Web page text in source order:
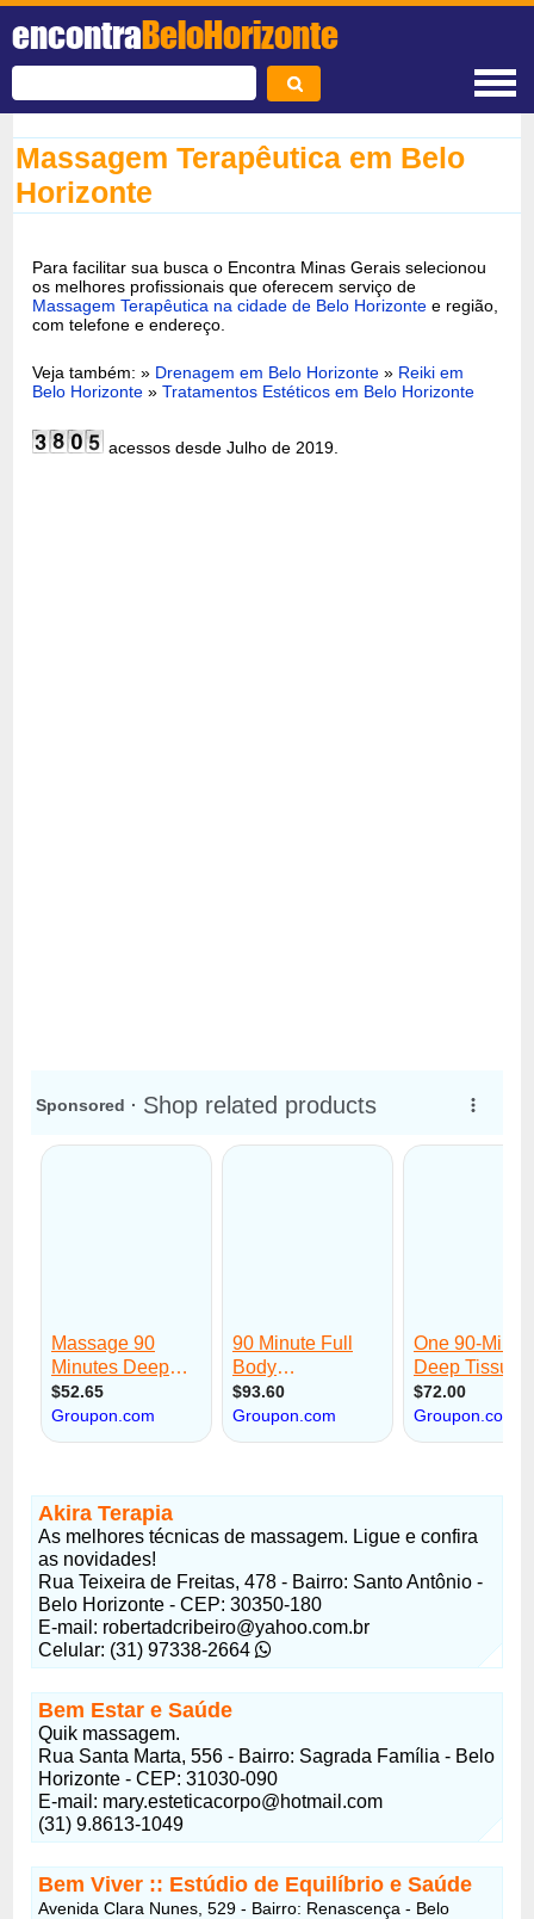
encontraBeloHorizonte
Massagem Terapêutica em Belo
Horizonte
Para facilitar sua busca o Encontra Minas Gerais selecionou
os melhores profissionais que oferecem serviço de
Massagem Terapêutica na cidade de Belo Horizontee região,
com telefone e endereço.
Veja também: » Drenagem em Belo Horizonte » Reiki em
Belo Horizonte »Tratamentos Estéticos em Belo Horizonte
acessos desde Julho de 2019.
Akira Terapia
As melhores técnicas de massagem. Ligue e confira
as novidades!
Rua Teixeira de Freitas, 478 - Bairro: Santo Antônio -
Belo Horizonte - CEP: 30350-180
E-mail: robertadcribeiro@yahoo.com.br
Celular: (31) 97338-2664
Bem Estar e Saúde
Quik massagem.
Rua Santa Marta, 556 - Bairro: Sagrada Família - Belo
Horizonte - CEP: 31030-090
E-mail: mary.esteticacorpo@hotmail.com
(31) 9.8613-1049
Bem Viver :: Estúdio de Equilíbrio e Saúde
Avenida Clara Nunes, 529 - Bairro: Renascença - Belo